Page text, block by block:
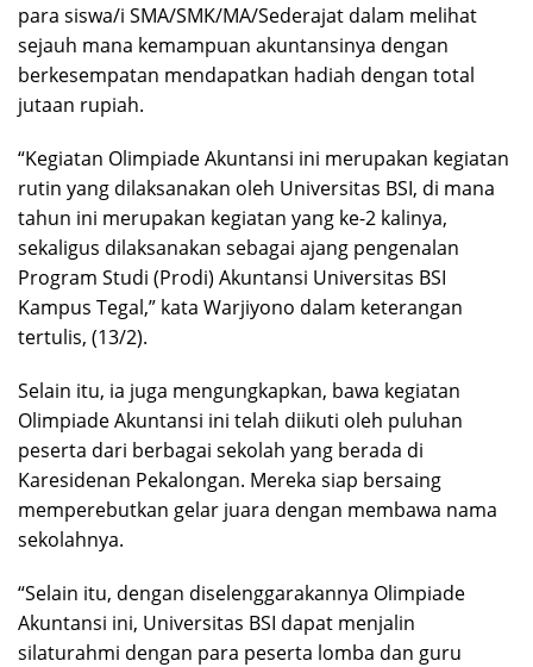
para siswa/i SMA/SMK/MA/Sederajat dalam melihat
sejauh mana kemampuan akuntansinya dengan
berkesempatan mendapatkan hadiah dengan total
jutaan rupiah.
“Kegiatan Olimpiade Akuntansi ini merupakan kegiatan
rutin yang dilaksanakan oleh Universitas BSI, di mana
tahun ini merupakan kegiatan yang ke-2 kalinya,
sekaligus dilaksanakan sebagai ajang pengenalan
Program Studi (Prodi) Akuntansi Universitas BSI
Kampus Tegal,” kata Warjiyono dalam keterangan
tertulis, (13/2).
Selain itu, ia juga mengungkapkan, bawa kegiatan
Olimpiade Akuntansi ini telah diikuti oleh puluhan
peserta dari berbagai sekolah yang berada di
Karesidenan Pekalongan. Mereka siap bersaing
memperebutkan gelar juara dengan membawa nama
sekolahnya.
“Selain itu, dengan diselenggarakannya Olimpiade
Akuntansi ini, Universitas BSI dapat menjalin
silaturahmi dengan para peserta lomba dan guru